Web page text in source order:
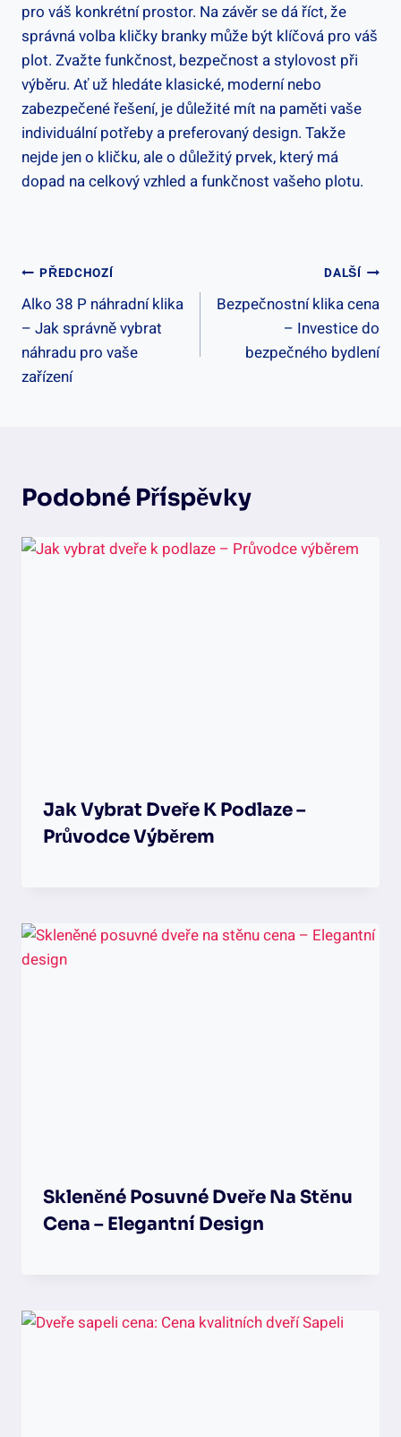
pro‍ váš konkrétní prostor. Na​ závěr se dá říct, že
správná volba kličky branky může ⁢být klíčová pro váš
plot. Zvažte funkčnost, bezpečnost a stylovost při
výběru. Ať už hledáte klasické, moderní nebo
zabezpečené řešení, je důležité mít na paměti vaše
individuální potřeby‌ a preferovaný design. Takže
nejde jen o kličku, ale o důležitý prvek, který má
dopad na celkový vzhled ‍a funkčnost vašeho plotu.
Navigace
Pro
Příspěvek
PŘEDCHOZÍ
Alko 38 P náhradní klika
– Jak správně vybrat
náhradu pro vaše
zařízení
DALŠÍ
Bezpečnostní klika cena
– Investice do
bezpečného bydlení
Podobné Příspěvky
Jak Vybrat Dveře K Podlaze –
Průvodce Výběrem
Skleněné Posuvné Dveře Na Stěnu
Cena – Elegantní Design